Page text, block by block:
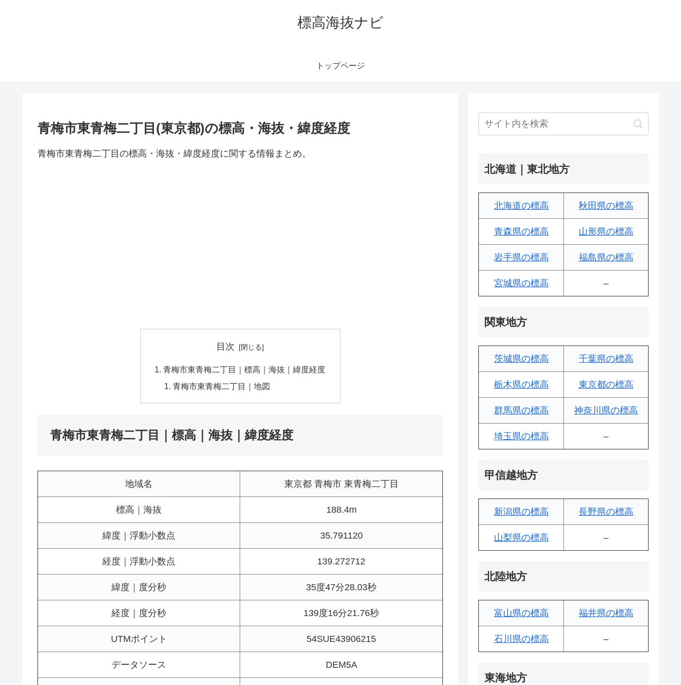
標高海抜ナビ
トップページ
青梅市東青梅二丁目(東京都)の標高・海抜・緯度経度
青梅市東青梅二丁目の標高・海抜・緯度経度に関する情報まとめ。
目次
青梅市東青梅二丁目｜標高｜海抜｜緯度経度
青梅市東青梅二丁目｜地図
青梅市東青梅二丁目｜標高｜海抜｜緯度経度
地域名 東京都 青梅市 東青梅二丁目
標高｜海抜 188.4m
緯度｜浮動小数点 35.791120
経度｜浮動小数点 139.272712
緯度｜度分秒 35度47分28.03秒
経度｜度分秒 139度16分21.76秒
UTMポイント 54SUE43906215
データソース DEM5A
北海道｜東北地方
北海道の標高 秋田県の標高
青森県の標高 山形県の標高
岩手県の標高 福島県の標高
宮城県の標高 –
関東地方
茨城県の標高 千葉県の標高
栃木県の標高 東京都の標高
群馬県の標高 神奈川県の標高
埼玉県の標高 –
甲信越地方
新潟県の標高 長野県の標高
山梨県の標高 –
北陸地方
富山県の標高 福井県の標高
石川県の標高 –
東海地方